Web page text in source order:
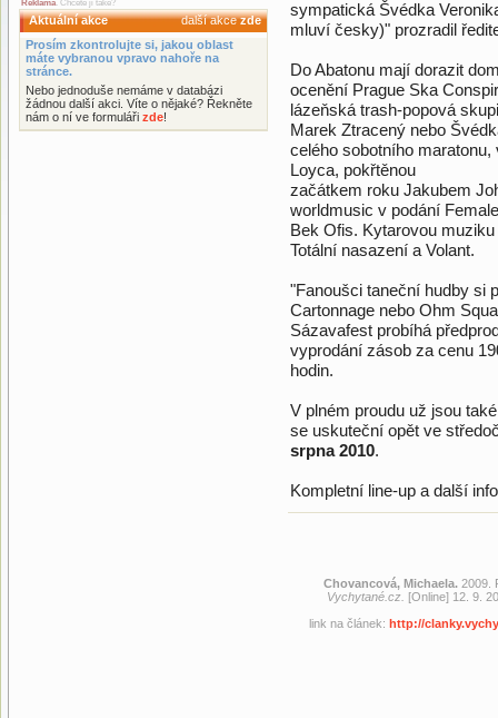
Reklama. Chcete ji také?
Aktuální akce další akcezde
Prosím zkontrolujte si, jakou oblast
máte vybranou vpravo nahoře na
stránce.
Nebo jednoduše nemáme v databázi
žádnou další akci. Víte o nějaké? Řekněte
nám o ní ve formuláři zde!
sympatická Švédka
mluví česky)" prozradil
Do Abatonu mají dorazit
ocenění Prague Ska
lázeňská trash-popová
Marek Ztracený nebo
celého sobotního
Loyca, pokřtěnou
začátkem roku Jakubem
worldmusic v podání
Bek Ofis. Kytarovou
Totální nasazení a Volant.
"Fanoušci taneční hudby si
Cartonnage nebo Ohm
Sázavafest probíhá
vyprodání zásob za cenu
hodin.
V plném proudu už jsou
se uskuteční opět ve
srpna 2010.
Kompletní line-up a další
Chovancová, Michaela. 2009.
Vychytané.cz. [Online] 12. 9.
link na článek: http://